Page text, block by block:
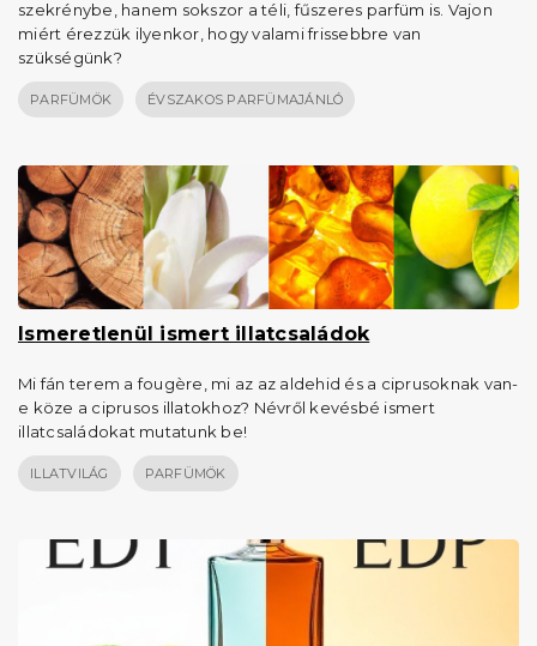
szekrénybe, hanem sokszor a téli, fűszeres parfüm is. Vajon
miért érezzük ilyenkor, hogy valami frissebbre van
szükségünk?
PARFÜMÖK ÉVSZAKOS PARFÜMAJÁNLÓ
Ismeretlenül ismert illatcsaládok
Mi fán terem a fougère, mi az az aldehid és a ciprusoknak van-
e köze a ciprusos illatokhoz? Névről kevésbé ismert
illatcsaládokat mutatunk be!
ILLATVILÁG PARFÜMÖK